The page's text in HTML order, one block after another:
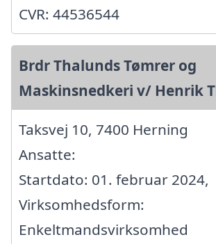
CVR: 44536544
Brdr Thalunds Tømrer og
Maskinsnedkeri v/ Henrik
Taksvej 10, 7400 Herning
Ansatte:
Startdato: 01. februar 2024,
Virksomhedsform:
Enkeltmandsvirksomhed